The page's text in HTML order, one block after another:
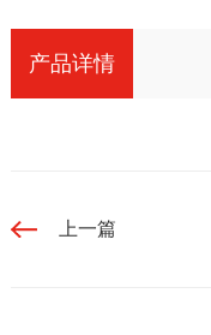
产品详情
上一篇